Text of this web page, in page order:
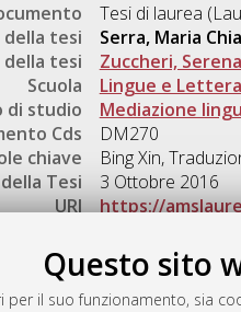
Questo sito
il suo funzionamento, sia
Tesi di laurea
tesi
Serra, Maria
tesi
Zuccheri, Serena
Scuola
Lingue e
di studio
Mediazione
Cds
DM270
chiave
Bing Xin,
Tesi
3 Ottobre 2016
URI
https://